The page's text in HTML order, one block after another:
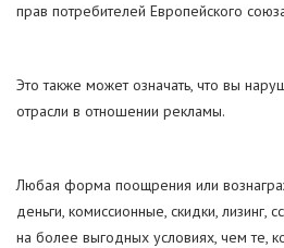
прав потребителей Европейского
Это также может означать, что вы
отрасли в отношении рекламы.
Любая форма поощрения или
деньги, комиссионные, скидки, лизинг,
на более выгодных условиях, чем те,